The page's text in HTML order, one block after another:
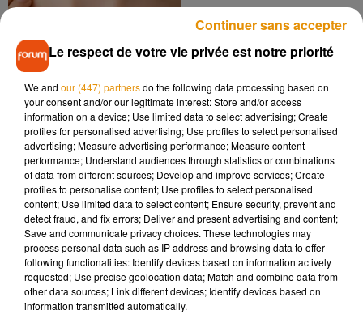
Deux frères prêts à
relever un gros défi pour
la SNSM
9 10 11
Le respect de votre vie privée est notre priorité
We and our (447) partnersdo the following data processing based on
your consent and/or our legitimate interest: Store and/or access
information on a device; Use limited data to select advertising; Create
profiles for personalised advertising; Use profiles to select personalised
advertising; Measure advertising performance; Measure content
performance; Understand audiences through statistics or combinations
of data from different sources; Develop and improve services; Create
profiles to personalise content; Use profiles to select personalised
content; Use limited data to select content; Ensure security, prevent and
detect fraud, and fix errors; Deliver and present advertising and content;
Save and communicate privacy choices. These technologies may
process personal data such as IP address and browsing data to offer
following functionalities: Identify devices based on information actively
requested; Use precise geolocation data; Match and combine data from
other data sources; Link different devices; Identify devices based on
information transmitted automatically.
Continuer sans accepter